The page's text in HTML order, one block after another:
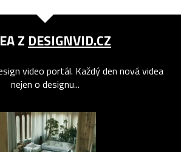
Z DESIGNVID.CZ
video portál. Každý den nová videa
nejen o designu...